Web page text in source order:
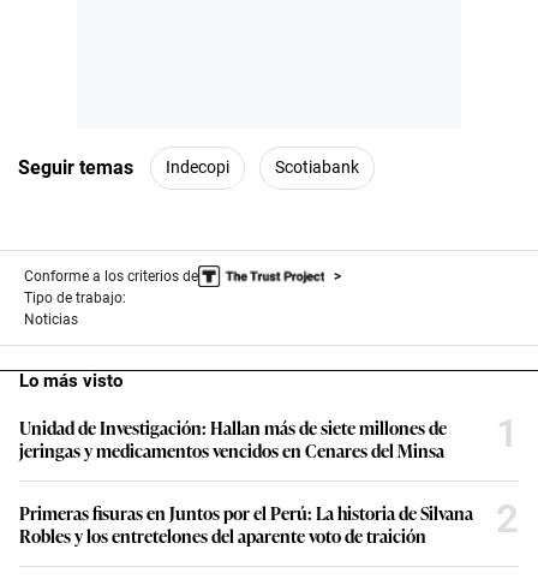
Seguir temas Indecopi Scotiabank
Conforme a los criterios de
Tipo de trabajo:
Noticias
Lo más visto
Unidad de Investigación: Hallan más de siete millones de
jeringas y medicamentos vencidos en Cenares del Minsa
1
Primeras fisuras en Juntos por el Perú: La historia de Silvana
Robles y los entretelones del aparente voto de traición
2